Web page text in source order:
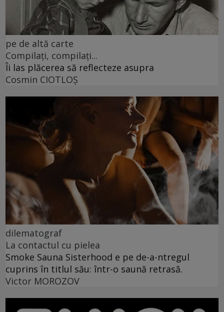
pe de altă carte
Compilați, compilați...
Îi las plăcerea să reflecteze asupra
Cosmin CIOTLOŞ
dilematograf
La contactul cu pielea
Smoke Sauna Sisterhood e pe de-a-ntregul
cuprins în titlul său: într-o saună retrasă.
Victor MOROZOV